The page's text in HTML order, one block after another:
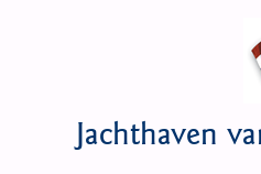
Jachthaven